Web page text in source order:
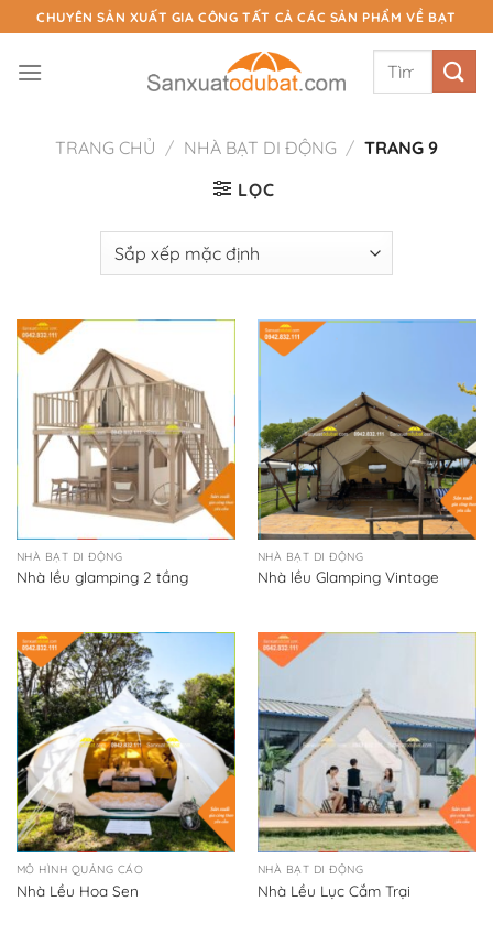
Chuyển
đến
nội
CHUYÊN SẢN XUẤT GIA CÔNG TẤT CẢ CÁC SẢN PHẨM VỀ BẠT
Tìm
TRANG CHỦ / NHÀ BẠT DI ĐỘNG / TRANG 9
LỌC
NHÀ BẠT DI ĐỘNG
Nhà lều glamping 2 tầng
NHÀ BẠT DI ĐỘNG
Nhà lều Glamping Vintage
MÔ HÌNH QUẢNG CÁO
Nhà Lều Hoa Sen
NHÀ BẠT DI ĐỘNG
Nhà Lều Lục Cắm Trại